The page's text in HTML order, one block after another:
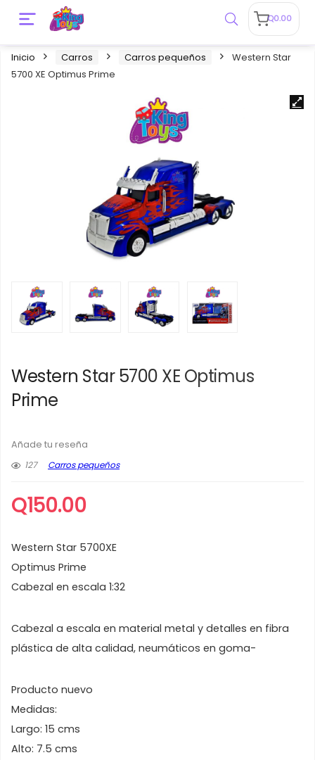
Q0.00
Inicio Carros Carros pequeños
Western Star
5700 XE Optimus Prime
Western Star 5700 XE Optimus
Prime
Añade tu reseña
127
Carros pequeños
Q150.00
Western Star 5700XE
Optimus Prime
Cabezal en escala 1:32
Cabezal a escala en material metal y detalles en fibra
plástica de alta calidad, neumáticos en goma-
Producto nuevo
Medidas:
Largo: 15 cms
Alto: 7.5 cms